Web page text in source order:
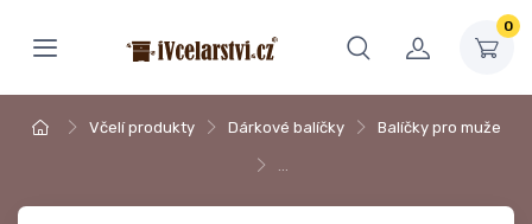
0
Včelí produkty Dárkové balíčky Balíčky pro muže
…